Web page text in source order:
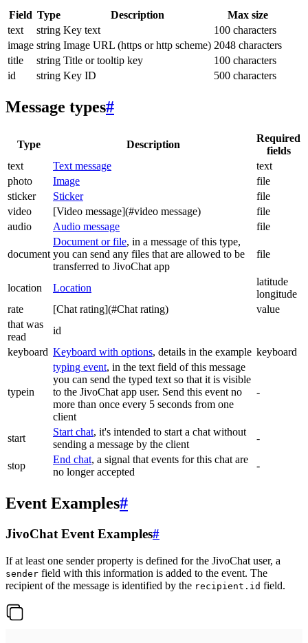
Field Type Description
Max size
text
string Key text
100 characters
image string Image URL (https or http scheme) 2048 characters
title
string Title or tooltip key
100 characters
id
string Key ID 500 characters
Message types#
Type Description
Required
fields
text
Text message
text
photo
Image
file
sticker
Sticker
file
video
[Video message](#video message)
file
audio
Audio message file
document
Document or file, in a message of this type,
you can send any files that are allowed to be
transferred to JivoChat app
file
location Location
latitude
longitude
rate
[Chat rating](#Chat rating)
value
that was
read
id
keyboard Keyboard with options, details in the example keyboard
typein
typing event, in the text field of this message
you can send the typed text so that it is visible
to the JivoChat app user. Send this event no
more than once every 5 seconds from one
client
-
start
Start chat, it's intended to start a chat without
sending a message by the client
-
stop
End chat, a signal that events for this chat are
no longer accepted
-
Event Examples#
JivoChat Event Examples#
If at least one sender property is defined for the JivoChat user, a
sender field with this information is added to the event. The
recipient of the message is identified by the recipient.id field.